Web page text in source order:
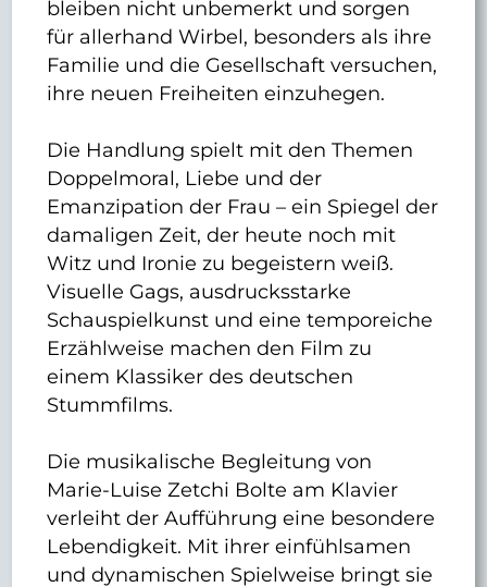
bleiben nicht unbemerkt und sorgen
für allerhand Wirbel, besonders als ihre
Familie und die Gesellschaft versuchen,
ihre neuen Freiheiten einzuhegen.
Die Handlung spielt mit den Themen
Doppelmoral, Liebe und der
Emanzipation der Frau – ein Spiegel der
damaligen Zeit, der heute noch mit
Witz und Ironie zu begeistern weiß.
Visuelle Gags, ausdrucksstarke
Schauspielkunst und eine temporeiche
Erzählweise machen den Film zu
einem Klassiker des deutschen
Stummfilms.
Die musikalische Begleitung von
Marie-Luise Zetchi Bolte am Klavier
verleiht der Aufführung eine besondere
Lebendigkeit. Mit ihrer einfühlsamen
und dynamischen Spielweise bringt sie